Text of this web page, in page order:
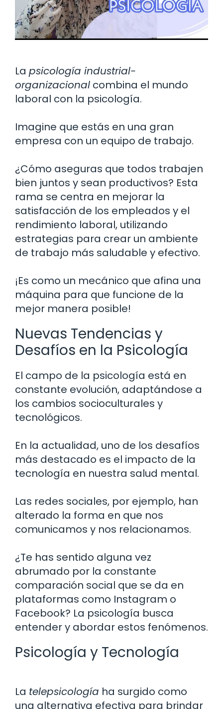
La psicología industrial-
organizacional combina el mundo
laboral con la psicología.
Imagine que estás en una gran
empresa con un equipo de trabajo.
¿Cómo aseguras que todos trabajen
bien juntos y sean productivos? Esta
rama se centra en mejorar la
satisfacción de los empleados y el
rendimiento laboral, utilizando
estrategias para crear un ambiente
de trabajo más saludable y efectivo.
¡Es como un mecánico que afina una
máquina para que funcione de la
mejor manera posible!
Nuevas Tendencias y
Desafíos en la Psicología
El campo de la psicología está en
constante evolución, adaptándose a
los cambios socioculturales y
tecnológicos.
En la actualidad, uno de los desafíos
más destacado es el impacto de la
tecnología en nuestra salud mental.
Las redes sociales, por ejemplo, han
alterado la forma en que nos
comunicamos y nos relacionamos.
¿Te has sentido alguna vez
abrumado por la constante
comparación social que se da en
plataformas como Instagram o
Facebook? La psicología busca
entender y abordar estos fenómenos.
Psicología y Tecnología
La telepsicología ha surgido como
una alternativa efectiva para brindar